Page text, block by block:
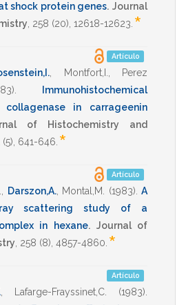
shock protein genes. Journal
258 (20), 12618-12623 *
Artículo
Montfort,I.
Perez
Immunohistochemical
in carrageenin
of Histochemistry and
(5), 641-646 *
Artículo
Darszon,A., Montal,M. (1983) A
scattering study of a
in hexane. Journal of
258 (8), 4857-4860 *
Artículo
, Lafarge-Frayssinet,C. (1983)